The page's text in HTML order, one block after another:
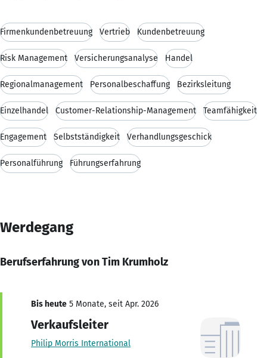
Firmenkundenbetreuung Vertrieb Kundenbetreuung
Risk Management Versicherungsanalyse Handel
Regionalmanagement Personalbeschaffung Bezirksleitung
Einzelhandel Customer-Relationship-Management Teamfähigkeit
Engagement Selbstständigkeit Verhandlungsgeschick
Personalführung Führungserfahrung
Werdegang
Berufserfahrung von Tim Krumholz
Bis heute 5 Monate, seit Apr. 2026
Verkaufsleiter
Philip Morris International